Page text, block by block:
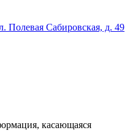
Полевая Сабировская, д. 49
касающаяся